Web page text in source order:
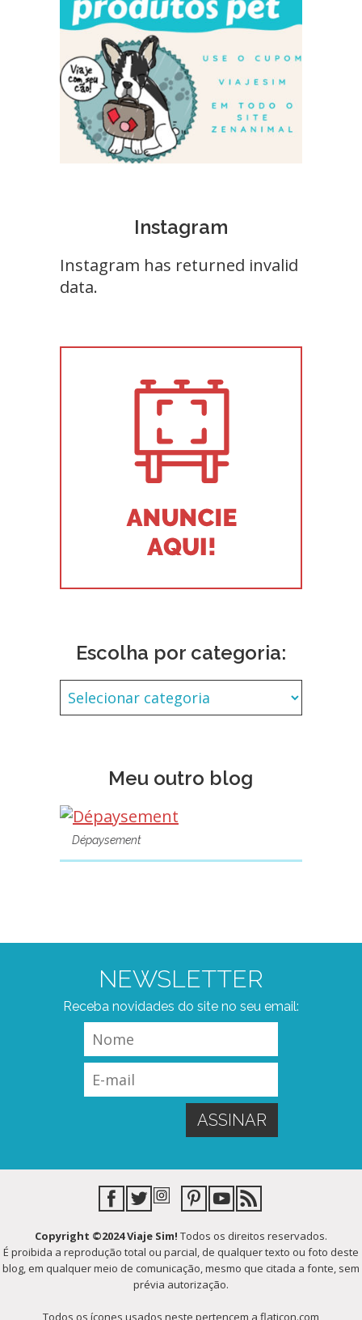
Instagram
Instagram has returned invalid
data.
Escolha por categoria:
Meu outro blog
Dépaysement
NEWSLETTER
Receba novidades do site no seu email:
Copyright ©2024 Viaje Sim! Todos os direitos reservados.
É proibida a reprodução total ou parcial, de qualquer texto ou foto deste
blog, em qualquer meio de comunicação, mesmo que citada a fonte, sem
prévia autorização.
Todos os ícones usados neste pertencem a flaticon.com